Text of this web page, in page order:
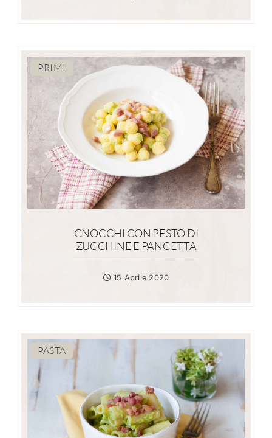
PRIMI
GNOCCHI CON PESTO DI
ZUCCHINE E PANCETTA
15 Aprile 2020
PASTA